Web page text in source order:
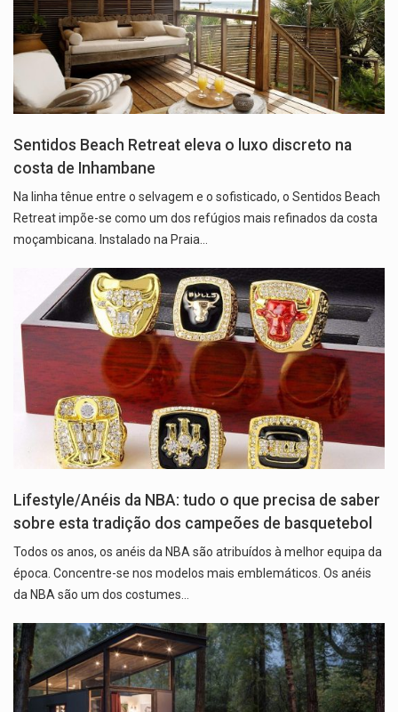
Sentidos Beach Retreat eleva o luxo discreto na
costa de Inhambane
Na linha tênue entre o selvagem e o sofisticado, o Sentidos Beach
Retreat impõe-se como um dos refúgios mais refinados da costa
moçambicana. Instalado na Praia…
Lifestyle/Anéis da NBA: tudo o que precisa de saber
sobre esta tradição dos campeões de basquetebol
Todos os anos, os anéis da NBA são atribuídos à melhor equipa da
época. Concentre-se nos modelos mais emblemáticos. Os anéis
da NBA são um dos costumes…